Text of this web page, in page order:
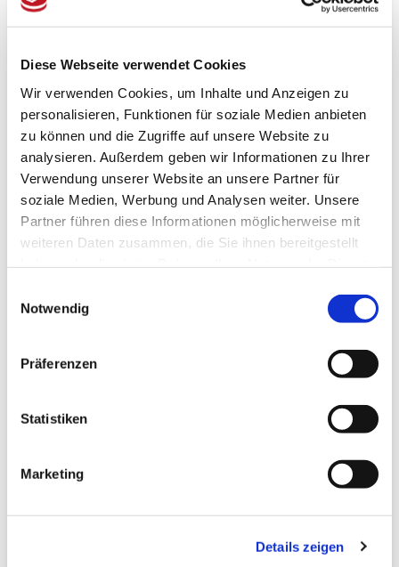
Diese Webseite verwendet Cookies
Wir verwenden Cookies, um Inhalte und Anzeigen zu
personalisieren, Funktionen für soziale Medien anbieten
zu können und die Zugriffe auf unsere Website zu
analysieren. Außerdem geben wir Informationen zu Ihrer
Verwendung unserer Website an unsere Partner für
soziale Medien, Werbung und Analysen weiter. Unsere
Partner führen diese Informationen möglicherweise mit
weiteren Daten zusammen, die Sie ihnen bereitgestellt
Notwendig
Präferenzen
Statistiken
Marketing
Details zeigen
1 cm Rosshaar
4 cm Latexkern
3 cm Latexierter Kokos
4 cm Latexkern
1 cm Rosshaar
Baumwollbezug mit Schurwolle
Pflegehinweis: Matratzen werden mit der Zeit etwas
Gebrauch Liegekuhlen bilden (abhängig vom
notwendig, diese regelmäßig zu drehen und zu wenden.
Unsere Matratzen werden auf Grund des Volumens per
Spedition verschickt, auch wenn die ausgewählte Variante
gut elastisch. Dieses natürliche Material nimmt die